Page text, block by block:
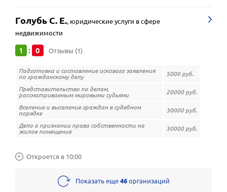
Голубь С. Е., юридические услуги в сфере
недвижимости
1 : 0 Отзывы (1)
Подготовка и составление искового заявления
по гражданскому делу
5000 руб.
Представительство по делам,
рассматриваемым мировыми судьями
20000 руб.
Вселение и выселение граждан в судебном
порядке
30000 руб.
Дело о признании права собственности на
жилое помещение
30000 руб.
Откроется в 10:00
Показать еще46организаций